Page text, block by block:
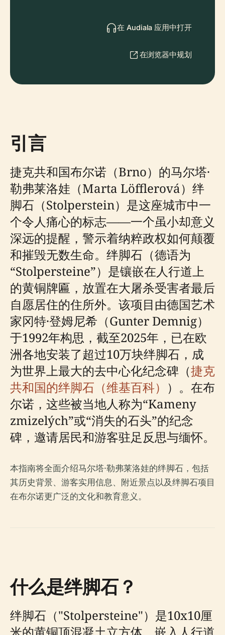
在 Audiala 应用中打开
在浏览器中规划
引言
捷克共和国布尔诺（Brno）的马尔塔·
勒弗莱洛娃（Marta Löfflerová）绊
脚石（Stolperstein）是这座城市中一
个令人痛心的标志——一个虽小却意义
深远的提醒，警示着纳粹政权如何颠覆
和摧毁无数生命。绊脚石（德语为
“Stolpersteine”）是镶嵌在人行道上
的黄铜牌匾，放置在大屠杀受害者最后
自愿居住的住所外。该项目由德国艺术
家冈特·登姆尼希（Gunter Demnig）
于1992年构思，截至2025年，已在欧
洲各地安装了超过10万块绊脚石，成
为世界上最大的去中心化纪念碑（捷克
共和国的绊脚石（维基百科） ）。在布
尔诺，这些被当地人称为“Kameny
zmizelých”或“消失的石头”的纪念
碑，邀请居民和游客驻足反思与缅怀。
本指南将全面介绍马尔塔·勒弗莱洛娃的绊脚石，包括
其历史背景、游客实用信息、附近景点以及绊脚石项目
在布尔诺更广泛的文化和教育意义。
什么是绊脚石？
绊脚石（"Stolpersteine"）是10x10厘